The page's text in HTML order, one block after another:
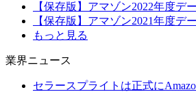
【保存版】アマゾン2022年度デ
【保存版】アマゾン2021年度デ
もっと見る
業界ニュース
セラースプライトは正式に